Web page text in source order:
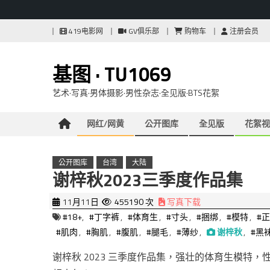
419电影网 GV俱乐部 购物车 注册会员
基图 · TU1069
艺术·写真·男体摄影·男性杂志·全见版·BTS花絮
网红/网黄 公开图库 全见版 花絮
公开图库 台湾 大陆
谢梓秋2023三季度作品集
11月11日 455190 次
写真下载
#18+, #丁字裤, #体育生, #寸头, #捆绑, #模特, #
#肌肉, #胸肌, #腹肌, #腿毛, #薄纱, 谢梓秋, #黑
谢梓秋 2023 三季度作品集，强壮的体育生模特，